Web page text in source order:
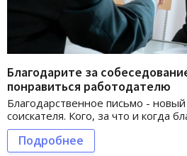
Благодарите за
понравиться работодателю
Благодарственное письмо -
соискателя. Кого, за что и когда
Подробнее